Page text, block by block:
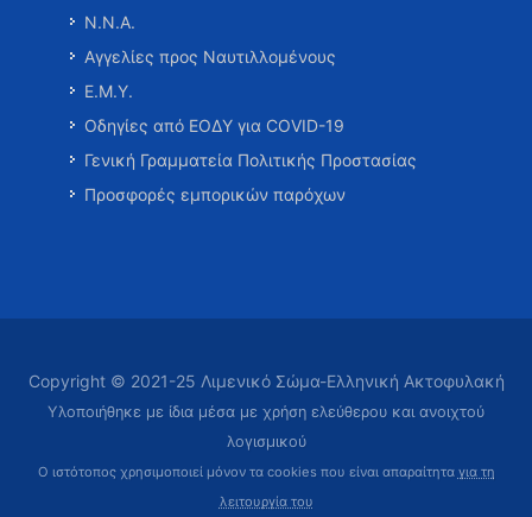
Ν.Ν.Α.
Αγγελίες προς Ναυτιλλομένους
Ε.Μ.Υ.
Οδηγίες από ΕΟΔΥ για COVID-19
Γενική Γραμματεία Πολιτικής Προστασίας
Προσφορές εμπορικών παρόχων
Copyright © 2021-25 Λιμενικό Σώμα-Ελληνική Ακτοφυλακή
Υλοποιήθηκε με ίδια μέσα με χρήση ελεύθερου και ανοιχτού
λογισμικού
Ο ιστότοπος χρησιμοποιεί μόνον τα cookies που είναι απαραίτητα για τη
λειτουργία του